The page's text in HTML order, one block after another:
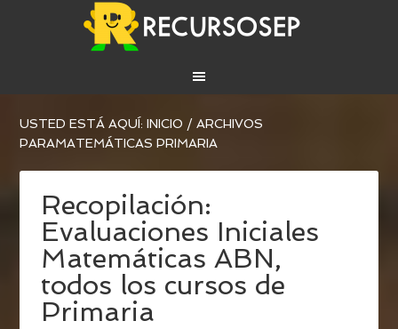
USTED ESTÁ AQUÍ:INICIO / ARCHIVOS
PARAMATEMÁTICAS PRIMARIA
Recopilación:
Evaluaciones Iniciales
Matemáticas ABN,
todos los cursos de
Primaria